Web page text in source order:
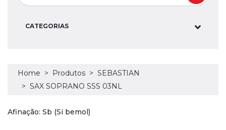
CATEGORIAS
Home Produtos
SEBASTIAN
SAX SOPRANO SSS 03NL
Afinação: Sb (Si bemol)